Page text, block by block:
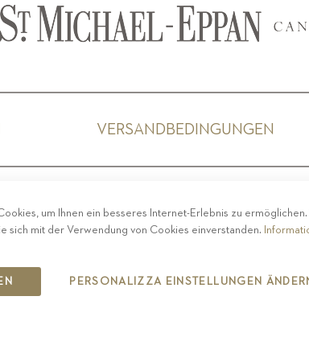
VERSANDBEDINGUNGEN
COPYRIGHT 2019 ST.MICHAEL - EPPAN
um Ihnen ein besseres Internet-Erlebnis zu
sich mit der Verwendung von Cookies einverstanden.
PERSONALIZZA EINSTELLUNGEN